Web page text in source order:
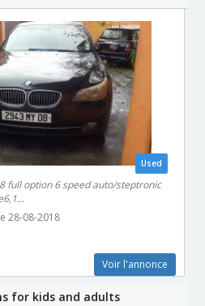
Used
full option 6 speed auto/steptronic
28-08-2018
Voir l'annonce
for kids and adults